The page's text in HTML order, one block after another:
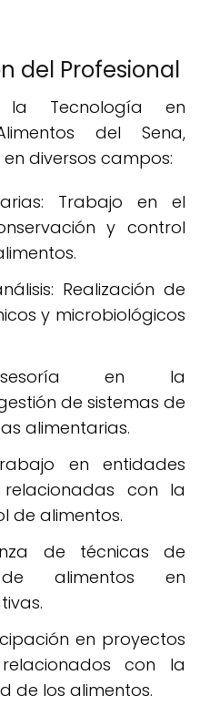
del Profesional
Tecnología en
del Sena,
diversos campos:
Trabajo en el
y control
Realización de
y microbiológicos
en la
de sistemas de
alimentarias.
en entidades
relacionadas con la
de alimentos.
de técnicas de
de alimentos en
en proyectos
con la
de los alimentos.